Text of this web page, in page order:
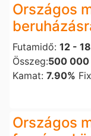
Országos
Futamidő: 12 -
Összeg:500 000
Kamat: 7.90%
Országos